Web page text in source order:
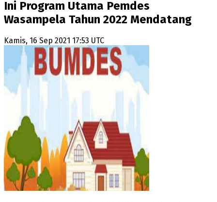
Ini Program Utama Pemdes
Wasampela Tahun 2022 Mendatang
Kamis, 16 Sep 2021 17:53 UTC